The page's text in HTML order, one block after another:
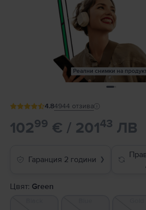
Реални снимки на
4.84944 отзива
10299 € / 20143 ЛВ
Гаранция 2 години ❯
Цвят: Green